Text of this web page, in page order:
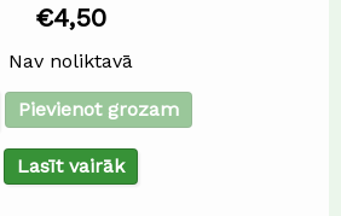
€4,50
Nav noliktavā
Pievienot grozam
Lasīt vairāk